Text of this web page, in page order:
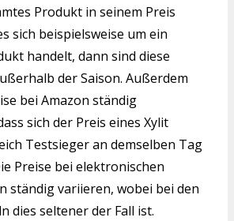
Produkt in seinem Preis
sich beispielsweise um ein
handelt, dann sind diese
der Saison. Außerdem
bei Amazon ständig
sich der Preis eines Xylit
Testsieger an demselben Tag
Preise bei elektronischen
ständig variieren, wobei bei den
dies seltener der Fall ist.